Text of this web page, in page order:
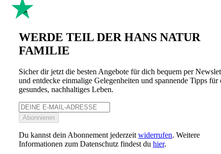
WERDE TEIL DER HANS NATUR
FAMILIE
Sicher dir jetzt die besten Angebote für dich bequem per
und entdecke einmalige Gelegenheiten und spannende Tipps für
gesundes, nachhaltiges Leben.
Abonnieren
Du kannst dein Abonnement jederzeit widerrufen. Weitere
Informationen zum Datenschutz findest du hier.